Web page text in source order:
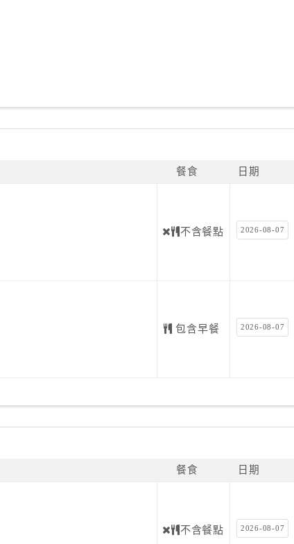
餐食 日期
不含餐點 2026-08-07
包含早餐 2026-08-07
餐食 日期
不含餐點 2026-08-07